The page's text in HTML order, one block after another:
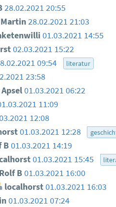
28.02.2021 20:55
28.02.2021 21:03
01.03.2021 14:55
02.03.2021 15:22
09:54 literatur
23:58
01.03.2021 06:22
11:09
12:08
01.03.2021 12:28
B 01.03.2021 14:19
01.03.2021 15:45
B01.03.2021 16:00
localhorst01.03.2021 16:03
01.03.2021 07:24